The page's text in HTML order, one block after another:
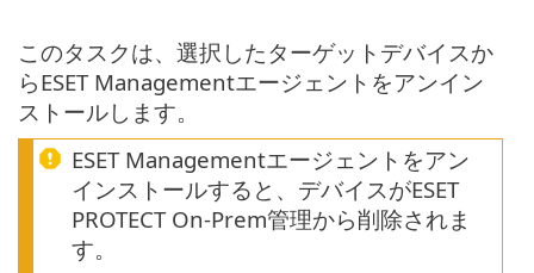
このタスクは、選択したターゲットデバイスか
らESET Managementエージェントをアンイン
ストールします。
ESET Managementエージェントをアン
インストールすると、デバイスがESET
PROTECT On-Prem管理から削除されま
す。